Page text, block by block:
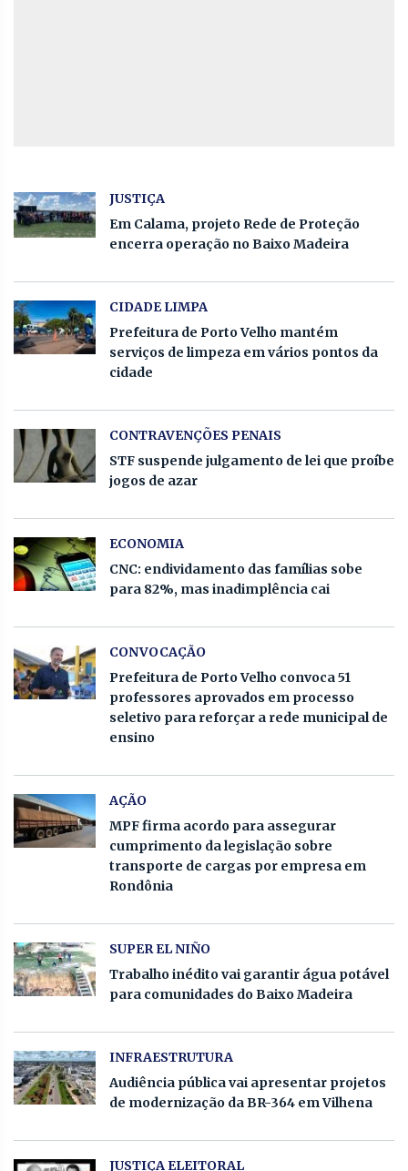
JUSTIÇA
Em Calama, projeto Rede de Proteção
encerra operação no Baixo Madeira
CIDADE LIMPA
Prefeitura de Porto Velho mantém
serviços de limpeza em vários pontos da
cidade
CONTRAVENÇÕES PENAIS
STF suspende julgamento de lei que proíbe
jogos de azar
ECONOMIA
CNC: endividamento das famílias sobe
para 82%, mas inadimplência cai
CONVOCAÇÃO
Prefeitura de Porto Velho convoca 51
professores aprovados em processo
seletivo para reforçar a rede municipal de
ensino
AÇÃO
MPF firma acordo para assegurar
cumprimento da legislação sobre
transporte de cargas por empresa em
Rondônia
SUPER EL NIÑO
Trabalho inédito vai garantir água potável
para comunidades do Baixo Madeira
INFRAESTRUTURA
Audiência pública vai apresentar projetos
de modernização da BR-364 em Vilhena
JUSTIÇA ELEITORAL